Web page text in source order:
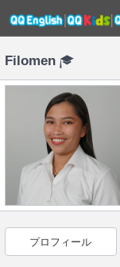
Filomen
プロフィール